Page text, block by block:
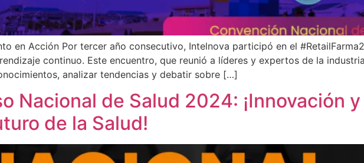
en Acción Por tercer año consecutivo, Intelnova participó en el
continuo. Este encuentro, que reunió a líderes y expertos de la
analizar tendencias y debatir sobre […]
Nacional de Salud 2024: ¡Innovación y
de la Salud!